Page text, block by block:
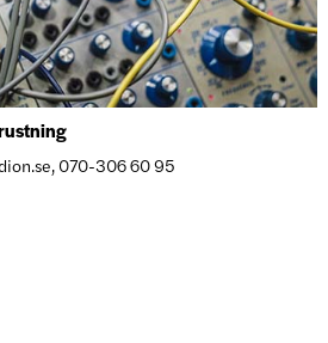
070-306 60 95